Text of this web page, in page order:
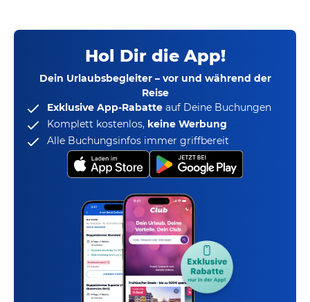
Hol Dir die App!
Dein Urlaubsbegleiter – vor und während der
Reise
Exklusive App-Rabatte auf Deine Buchungen
Komplett kostenlos, keine Werbung
Alle Buchungsinfos immer griffbereit